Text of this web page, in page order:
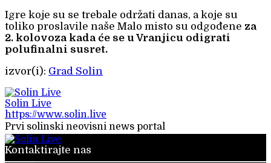
Igre koje su se trebale održati danas, a koje su
toliko proslavile naše Malo misto su odgođene za
2. kolovoza kada će se u Vranjicu odigrati
polufinalni susret.
izvor(i): Grad Solin
Solin Live
https://www.solin.live
Prvi solinski neovisni news portal
Kontaktirajte nas